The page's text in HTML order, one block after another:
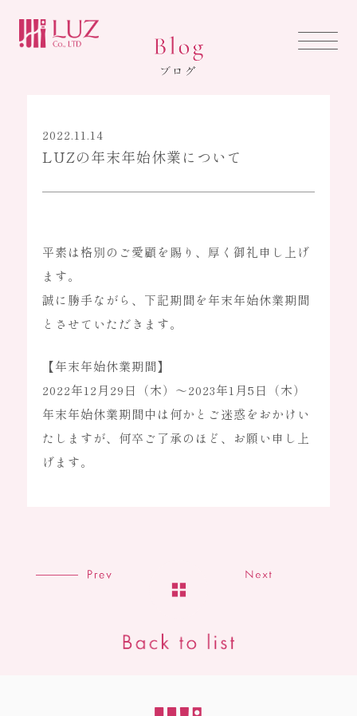
ABOUT US
ルズについて
LUZ BRAND
ブランド事業
OEM
OEM事業
OEM製作の強み
製作の流れ
商品ラインアップ
お知らせ
個人情報保護
2022.11.14
LUZの年末年始休業について
平素は格別のご愛顧を賜り、厚く御礼申し上げ
ます。
誠に勝手ながら、下記期間を年末年始休業期間
とさせていただきます。
【年末年始休業期間】
2022年12月29日（木）～2023年1月5日（木）
年末年始休業期間中は何かとご迷惑をおかけい
たしますが、何卒ご了承のほど、お願い申し上
げます。